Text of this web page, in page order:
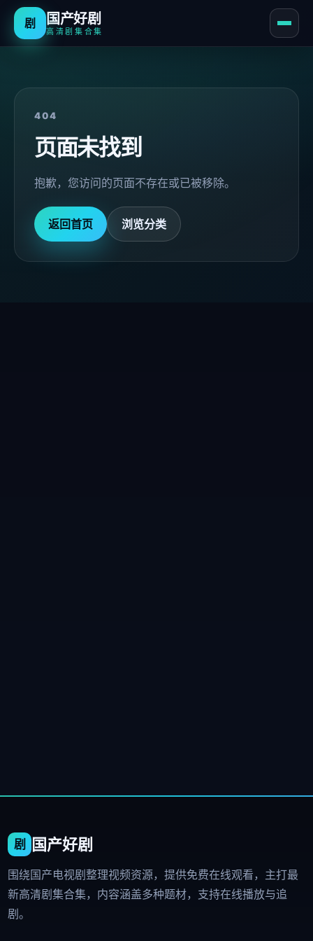
剧 国产好剧
高清剧集合集
404
页面未找到
抱歉，您访问的页面不存在或已被移除。
返回首页 浏览分类
国产好剧
围绕国产电视剧整理视频资源，提供免费在线观看，主打最
新高清剧集合集，内容涵盖多种题材，支持在线播放与追
剧。